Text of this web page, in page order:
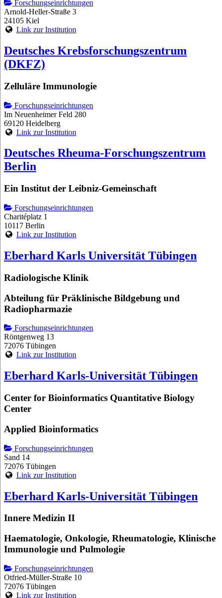
Forschungseinrichtungen
Arnold-Heller-Straße 3
24105 Kiel
Link zur Institution
Deutsches Krebsforschungszentrum
(DKFZ)
Zelluläre Immunologie
Forschungseinrichtungen
Im Neuenheimer Feld 280
69120 Heidelberg
Link zur Institution
Deutsches Rheuma-Forschungszentrum
Berlin
Ein Institut der Leibniz-Gemeinschaft
Forschungseinrichtungen
Charitéplatz 1
10117 Berlin
Link zur Institution
Eberhard Karls Universität Tübingen
Radiologische Klinik
Abteilung für Präklinische Bildgebung und
Radiopharmazie
Forschungseinrichtungen
Röntgenweg 13
72076 Tübingen
Link zur Institution
Eberhard Karls-Universität Tübingen
Center for Bioinformatics Quantitative Biology
Center
Applied Bioinformatics
Forschungseinrichtungen
Sand 14
72076 Tübingen
Link zur Institution
Eberhard Karls-Universität Tübingen
Innere Medizin II
Haematologie, Onkologie, Rheumatologie, Klinische
Immunologie und Pulmologie
Forschungseinrichtungen
Otfried-Müller-Straße 10
72076 Tübingen
Link zur Institution